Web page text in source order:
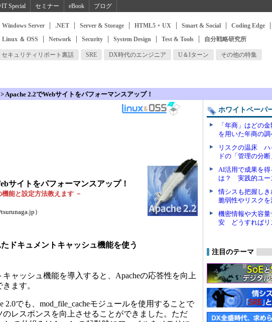
IT Special セミナー eBook ブログ
Windows Server .NET Server & Storage HTML5 + UX Smart & Social Coding Edge
Linux ＆ OSS
Network Security System Design Test & Tools 自分戦略研究所
セキュリティリポート裏話 SRE DX時代のエンジニア U＆Iターン その他の特集
>Apache 2.2でWebサイトをパフォーマンスアップ！
サイトをパフォーマンスアップ！
能と設定方法教えます －
）
ドキュメントキャッシュ機能を使う
ャッシュ機能を導入すると、Apacheの応答性を向上
ます。
2.0でも、mod_file_cacheモジュールを使用することで
のレスポンスを向上させることができました。ただ
ホワイトペーパ
「年商」はどの
を用いた年商の調
リスクの温床 ハ
ドの「管理の分
AI活用で成果を得
は？ 実践的ユー
情シスも把握し
脆弱性やリスク
機密情報や大容
安 どうすればリ
注目のテーマ